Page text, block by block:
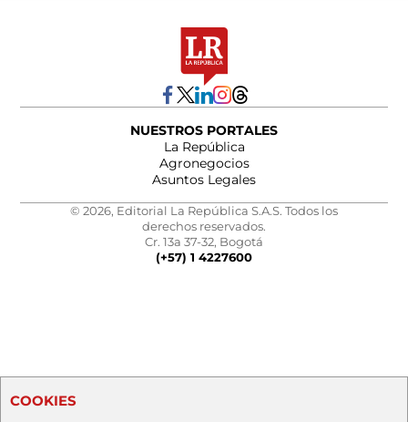
NUESTROS PORTALES
La República
Agronegocios
Asuntos Legales
© 2026, Editorial La República S.A.S. Todos los
derechos reservados.
Cr. 13a 37-32, Bogotá
(+57) 1 4227600
COOKIES